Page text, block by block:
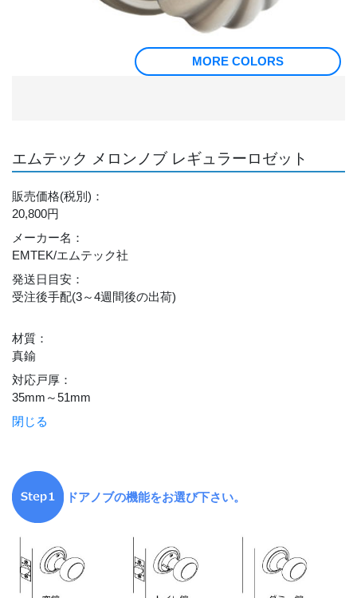
MORE COLORS
エムテック メロンノブ レギュラーロゼット
販売価格(税別) ：
20,800円
メーカー名 ：
EMTEK/エムテック社
発送日目安 ：
受注後手配(3～4週間後の出荷)
材質 ：
真鍮
対応戸厚 ：
35mm～51mm
閉じる
ドアノブの機能をお選び下さい。